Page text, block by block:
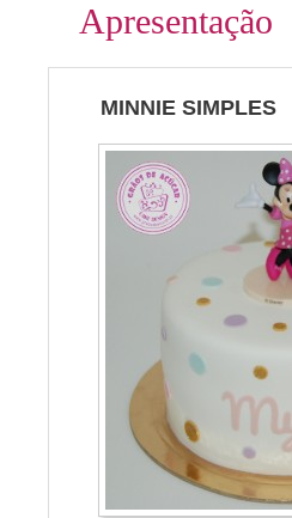
Apresentação
MINNIE SIMPLES